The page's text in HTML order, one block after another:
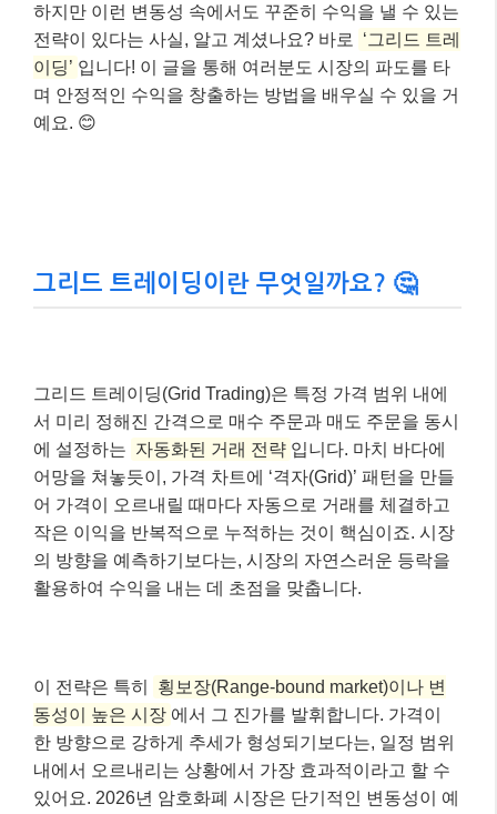
하지만 이런 변동성 속에서도 꾸준히 수익을 낼 수 있는
전략이 있다는 사실, 알고 계셨나요? 바로
‘그리드 트레
이딩’ 입니다! 이 글을 통해 여러분도 시장의 파도를 타
며 안정적인 수익을 창출하는 방법을 배우실 수 있을 거
예요. 😊
그리드 트레이딩이란 무엇일까요? 🤔
그리드 트레이딩(Grid Trading)은 특정 가격 범위 내에
서 미리 정해진 간격으로 매수 주문과 매도 주문을 동시
에 설정하는 자동화된 거래 전략 입니다. 마치 바다에
어망을 쳐놓듯이, 가격 차트에 ‘격자(Grid)’ 패턴을 만들
어 가격이 오르내릴 때마다 자동으로 거래를 체결하고
작은 이익을 반복적으로 누적하는 것이 핵심이죠. 시장
의 방향을 예측하기보다는, 시장의 자연스러운 등락을
활용하여 수익을 내는 데 초점을 맞춥니다.
이 전략은 특히
횡보장(Range-bound market)이나 변
동성이 높은 시장 에서 그 진가를 발휘합니다. 가격이
한 방향으로 강하게 추세가 형성되기보다는, 일정 범위
내에서 오르내리는 상황에서 가장 효과적이라고 할 수
있어요. 2026년 암호화폐 시장은 단기적인 변동성이 예